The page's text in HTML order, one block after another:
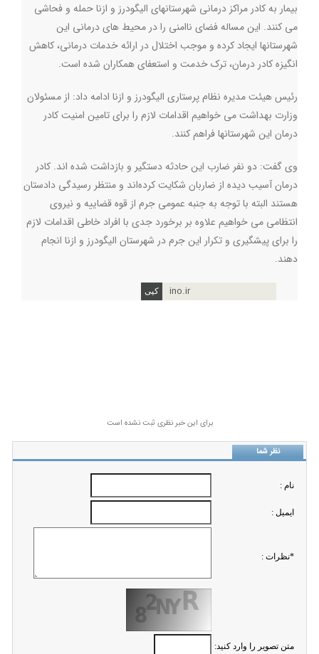
بیمار به کادر مراکز درمانی شهرستانهای الیگودرز و ازنا حمله و فحاشی
می کنند. این مساله فضای ناامنی را در محیط های درمانی این
شهرستانها ایجاد کرده و موجب اختلال در ارائه خدمات درمانی، کاهش
انگیزه کادر درمان، ترک خدمت و استعفای همکاران شده است.
رئیس هیئت مدیره نظام پرستاری الیگودرز و ازنا ادامه داد: از مسئولان
وزارت بهداشت می خواهیم اقدامات لازم را برای تامین امنیت کادر
درمان این شهرستانها فراهم کنند.
وی گفت: دو نفر ضارب این حادثه دستگیر و بازداشت شده اند. کادر
درمان آسیب دیده از ضاربان شکایت کرده‌اند و منتظر رسیدگی دادستان
هستند البته با توجه به جنبه عمومی جرم از قوه قضاییه و نیروی
انتظامی می خواهیم علاوه بر برخورد جدی با افراد خاطی اقدامات لازم
را برای پیشگیری و تکرار این جرم در شهرستان الیگودرز و ازنا انجام
دهند.
ino.ir
برای این خبر نظری ثبت نشده است
نظر شما
نام :
ايميل :
*نظرات :
متن تصویر را وارد کنید: